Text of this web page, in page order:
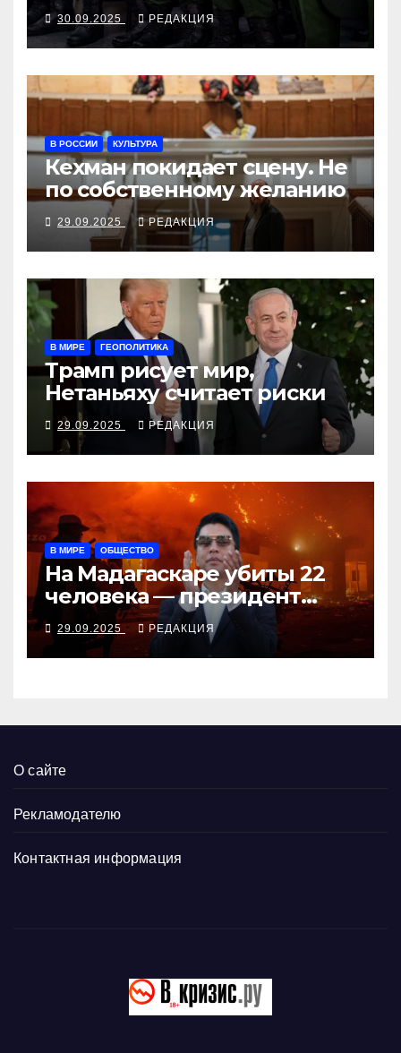
30.09.2025 РЕДАКЦИЯ
В РОССИИ КУЛЬТУРА
Кехман покидает сцену. Не
по собственному желанию
29.09.2025 РЕДАКЦИЯ
В МИРЕ ГЕОПОЛИТИКА
Трамп рисует мир,
Нетаньяху считает риски
29.09.2025 РЕДАКЦИЯ
В МИРЕ ОБЩЕСТВО
На Мадагаскаре убиты 22
человека — президент
согласен поговорить с
молодёжью
29.09.2025 РЕДАКЦИЯ
О сайте
Рекламодателю
Контактная информация